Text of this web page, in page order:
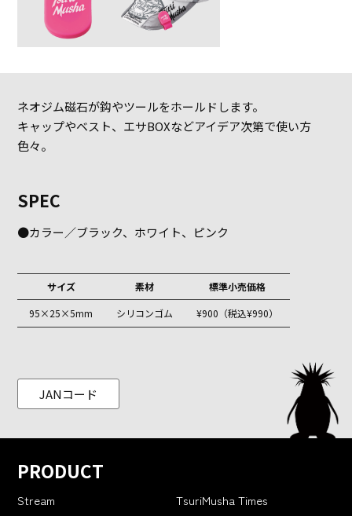
ネオジム磁石が鈎やツールをホールドします。
キャップやベスト、エサBOXなどアイデア次第で使い方
色々。
SPEC
●カラー／ブラック、ホワイト、ピンク
サイズ 素材
標準小売価格
95×25×5mm
シリコンゴム ¥900（税込¥990）
JANコード
PRODUCT
Stream
TsuriMusha Times